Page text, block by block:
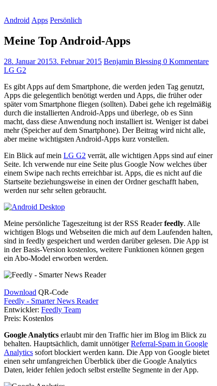
Android Apps Persönlich
Meine Top Android-Apps
28. Januar 20153. Februar 2015 Benjamin Blessing 0 Kommentare
LG G2
Es gibt Apps auf dem Smartphone, die werden jeden Tag genutzt,
Apps die gelegentlich benötigt werden und Apps, die früher oder
später vom Smartphone fliegen (sollten). Dabei gehe ich regelmäßig
durch die installierten Android-Apps und überlege, ob es Sinn
macht, dass diese Anwendung noch installiert ist. Weniger ist dabei
mehr (Speicher auf dem Smartphone). Der Beitrag wird nicht alle,
aber meine wichtigsten Android-Apps kurz vorstellen.
Ein Blick auf mein LG G2 verrät, alle wichtigen Apps sind auf einer
Seite. Ich verwende nur eine Seite plus Google Now welches über
einem Swipe nach rechts erreichbar ist. Apps, die es nicht auf die
Startseite beziehungsweise in einen der Ordner geschafft haben,
werden nur sehr selten gebraucht.
Meine persönliche Tageszeitung ist der RSS Readerfeedly. Alle
wichtigen Blogs und Webseiten die mich auf dem Laufenden halten,
sind in feedly gespeichert und werden darüber gelesen. Die App ist
in der Basis-Version kostenlos, weitere Funktionen können gegen
ein Abo-Model erworben werden.
Download QR-Code
Feedly - Smarter News Reader
Entwickler: Feedly Team
Preis: Kostenlos
Google Analytics erlaubt mir den Traffic hier im Blog im Blick zu
behalten. Hauptsächlich, damit unnötigerReferral-Spam in Google
Analytics sofort blockiert werden kann. Die App von Google bietet
einen sehr umfangreichen Überblick über die Google Analytics
Daten, leider fehlen jedoch selbst erstellte Segmente in der App.